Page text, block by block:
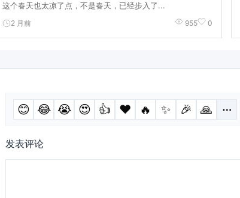
这个春天也太凉了点，不是春天，已经步入了...
2 月前 955 0
😊 😂 😭 😍 👍 ❤️ 🔥 ✨ 🎉 🙏 ⋯
发表评论